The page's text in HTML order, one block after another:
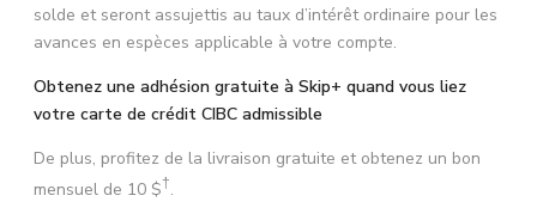
solde et seront assujettis au taux d’intérêt ordinaire pour les
avances en espèces applicable à votre compte.
Obtenez une adhésion gratuite à Skip+ quand vous liez
votre carte de crédit CIBC admissible
De plus, profitez de la livraison gratuite et obtenez un bon
mensuel de 10 $†.